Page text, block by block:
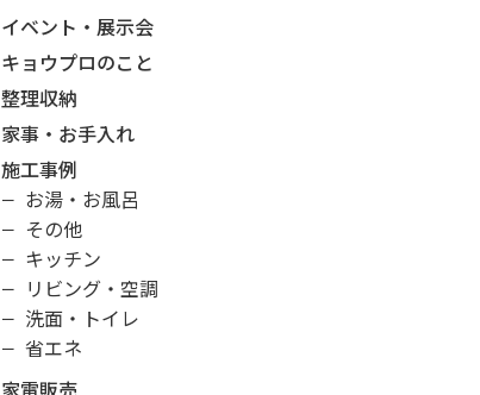
イベント・展示会
キョウプロのこと
整理収納
家事・お手入れ
施工事例
お湯・お風呂
その他
キッチン
リビング・空調
洗面・トイレ
省エネ
家電販売